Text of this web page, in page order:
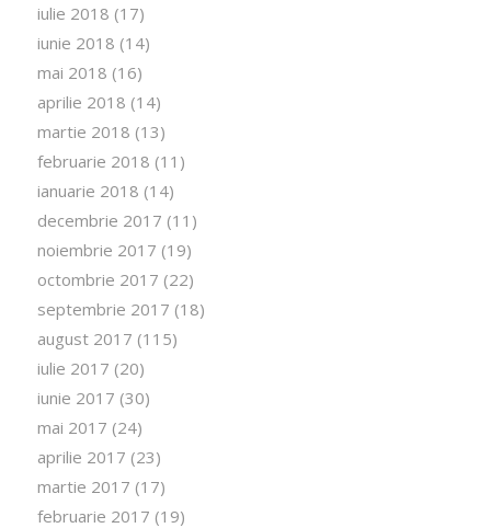
iulie 2018 (17)
iunie 2018 (14)
mai 2018 (16)
aprilie 2018 (14)
martie 2018 (13)
februarie 2018 (11)
ianuarie 2018 (14)
decembrie 2017 (11)
noiembrie 2017 (19)
octombrie 2017 (22)
septembrie 2017 (18)
august 2017 (115)
iulie 2017 (20)
iunie 2017 (30)
mai 2017 (24)
aprilie 2017 (23)
martie 2017 (17)
februarie 2017 (19)